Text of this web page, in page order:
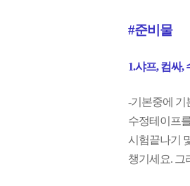
#준비물
1.샤프, 컴싸,
-기본중에 기
수정테이프
시험끝나기
챙기세요. 그